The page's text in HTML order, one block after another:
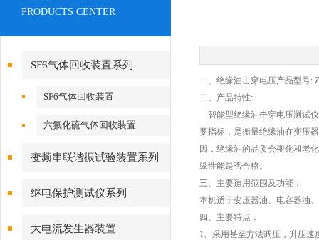
PRODUCTS CENTER
SF6气体回收装置系列
SF6气体回收装置
六氟化硫气体回收装置
变频串联谐振试验装置系列
继电保护测试仪系列
大电流发生器装置
一、绝缘油击穿电压产品型号:
二、产品特性:
智能型绝缘油击穿电压测试
要指标，是衡量绝缘油在变压
因，绝缘油的品质会变化和老
缘性能是否合格。
三、主要适用范围及功能：
本机适于变压器油、电容器油
四、主要特点：
1、采用甚至方法调压，升压